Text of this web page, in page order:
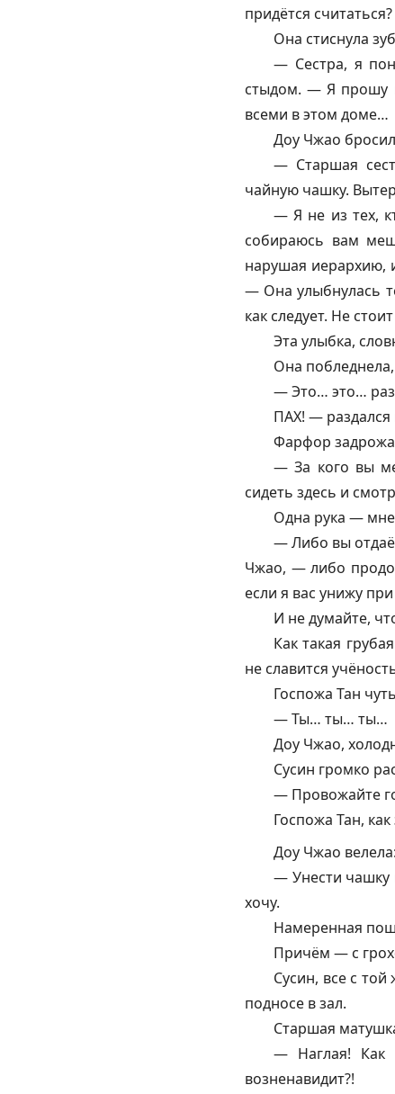
придётся
Она стиснула
— Сестра, я
стыдом. — Я прошу
всеми в этом доме…
Доу Чжао
— Старшая
чайную чашку.
— Я не из тех,
собираюсь вам
нарушая иерархию,
— Она улыбнулась
как следует. Не
Эта улыбка,
Она
— Это… это…
ПАХ! — раздался
Фарфор
— За кого вы
сидеть здесь и
Одна рука —
— Либо вы
Чжао, — либо
если я вас унижу при
И не думайте,
Как такая
не славится
Госпожа Тан
— Ты… ты… ты…
Доу Чжао,
Сусин громко
— Провожайте
Госпожа Тан,
Доу Чжао велела:
— Унести чашку
хочу.
Намеренная
Причём — с
Сусин, все с
подносе в зал.
Старшая
— Наглая! Как
возненавидит?!